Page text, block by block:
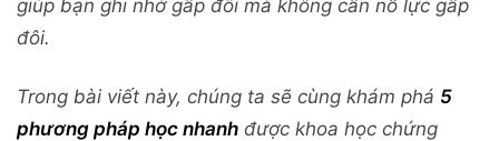
giúp bạn ghi nhớ gấp đôi mà không cần nỗ lực gấp
đôi.
Trong bài viết này, chúng ta sẽ cùng khám phá 5
phương pháp học nhanh được khoa học chứng